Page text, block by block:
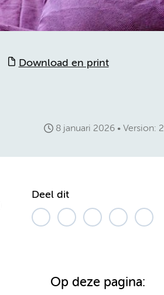
Download en print
8 januari 2026 Version: 2
Deel dit
Op deze pagina: